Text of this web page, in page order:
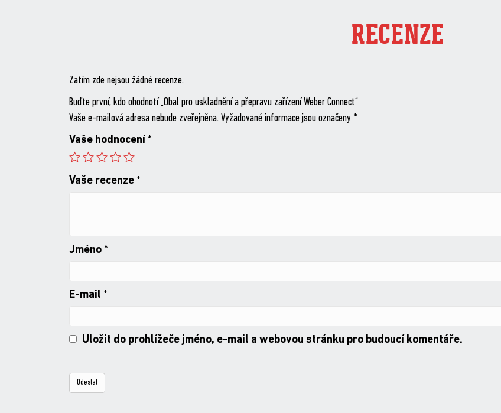
RECENZE
Zatím zde nejsou žádné recenze.
Buďte první, kdo ohodnotí „Obal pro uskladnění a přepravu zařízení Weber Connect“
Vaše e-mailová adresa nebude zveřejněna. Vyžadované informace jsou označeny *
Vaše hodnocení *
Vaše recenze *
Jméno *
E-mail *
Uložit do prohlížeče jméno, e-mail a webovou stránku pro budoucí komentáře.